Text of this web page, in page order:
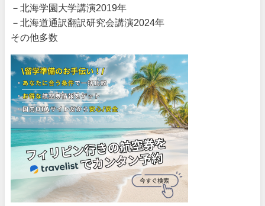
－北海学園大学講演2019年
－北海道通訳翻訳研究会講演2024年
その他多数